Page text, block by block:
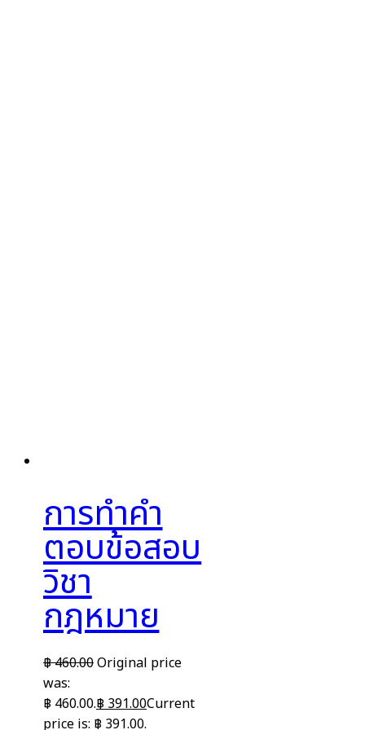
การทำคำ
ตอบข้อสอบ
วิชา
กฎหมาย
฿460.00Original price
was:
฿ 460.00.฿391.00Current
price is: ฿ 391.00.